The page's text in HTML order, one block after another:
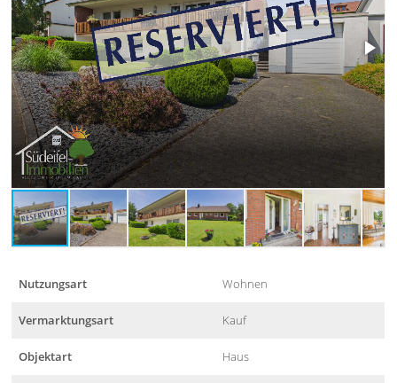
Nutzungsart Wohnen
Vermarktungsart Kauf
Objektart Haus